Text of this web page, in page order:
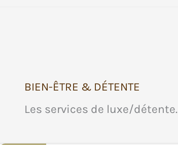
BIEN-ÊTRE & DÉTENTE
Les services de luxe/détente.